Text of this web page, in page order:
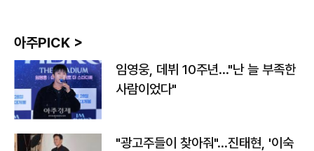
아주PICK >
임영웅, 데뷔 10주년…"난 늘 부족한
사람이었다"
"광고주들이 찾아줘"…진태현, '이숙